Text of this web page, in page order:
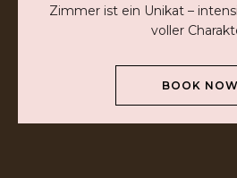
Zimmer ist ein Unikat –
voller
BOOK NOW